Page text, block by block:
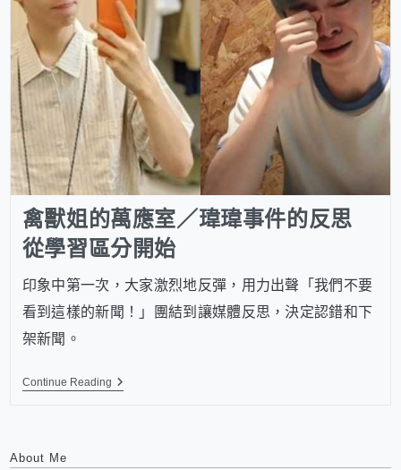
禽獸姐的萬應室／瑋瑋事件的反思
從學習區分開始
印象中第一次，大家激烈地反彈，用力出聲「我們不要
看到這樣的新聞！」團結到讓媒體反思，決定認錯和下
架新聞。
Continue Reading
About Me